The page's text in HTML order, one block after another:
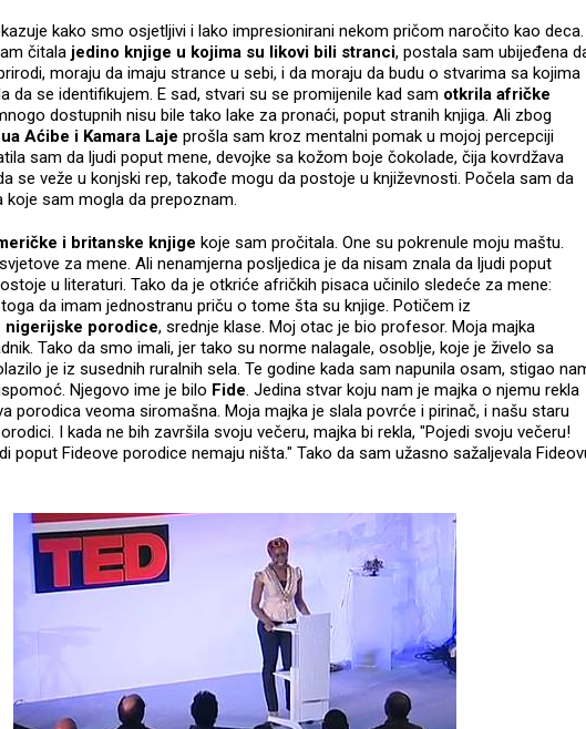
kako smo osjetljivi i lako impresionirani nekom pričom naročito kao deca.
čitala jedino knjige u kojima su likovi bili stranci, postala sam ubijeđena
moraju da imaju strance u sebi, i da moraju da budu o stvarima sa kojima
da se identifikujem. E sad, stvari su se promijenile kad sam otkrila afričke
dostupnih nisu bile tako lake za pronaći, poput stranih knjiga. Ali zbog
Aćibe i Kamara Laje prošla sam kroz mentalni pomak u mojoj percepciji
sam da ljudi poput mene, devojke sa kožom boje čokolade, čija kovrdžava
se veže u konjski rep, takođe mogu da postoje u književnosti. Počela sam da
koje sam mogla da prepoznam.
i britanske knjige koje sam pročitala. One su pokrenule moju maštu.
za mene. Ali nenamjerna posljedica je da nisam znala da ljudi poput
u literaturi. Tako da je otkriće afričkih pisaca učinilo sledeće za mene:
da imam jednostranu priču o tome šta su knjige. Potičem iz
nigerijske porodice, srednje klase. Moj otac je bio profesor. Moja majka
Tako da smo imali, jer tako su norme nalagale, osoblje, koje je živelo sa
je iz susednih ruralnih sela. Te godine kada sam napunila osam, stigao
Njegovo ime je bilo Fide. Jedina stvar koju nam je majka o njemu rekla
porodica veoma siromašna. Moja majka je slala povrće i pirinač, i našu staru
I kada ne bih završila svoju večeru, majka bi rekla, "Pojedi svoju večeru!
poput Fideove porodice nemaju ništa." Tako da sam užasno sažaljevala